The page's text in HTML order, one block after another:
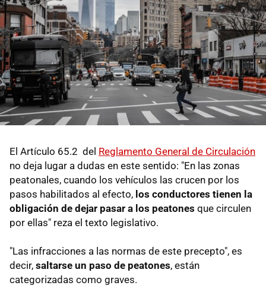
El Artículo 65.2 del Reglamento General de Circulación
no deja lugar a dudas en este sentido: "En las zonas
peatonales, cuando los vehículos las crucen por los
pasos habilitados al efecto, los conductores tienen la
obligación de dejar pasar a los peatones que circulen
por ellas" reza el texto legislativo.
"Las infracciones a las normas de este precepto", es
decir, saltarse un paso de peatones, están
categorizadas como graves.